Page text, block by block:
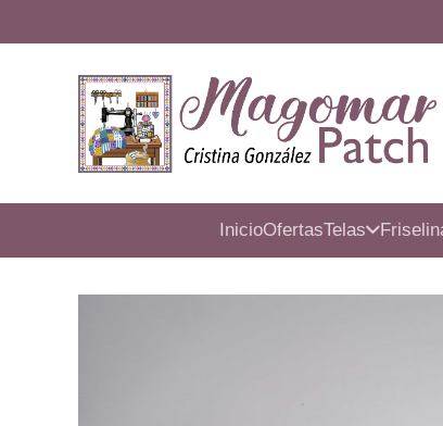
InicioOfertasTelas